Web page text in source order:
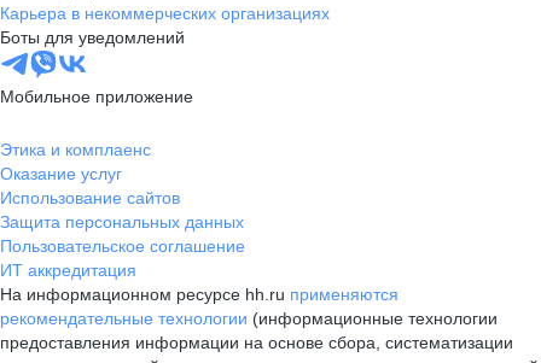
Карьера в некоммерческих организациях
Боты для уведомлений
Мобильное приложение
Этика и комплаенс
Оказание услуг
Использование сайтов
Защита персональных данных
Пользовательское соглашение
ИТ аккредитация
На информационном ресурсе hh.ru применяются
рекомендательные технологии (информационные технологии
предоставления информации на основе сбора, систематизации